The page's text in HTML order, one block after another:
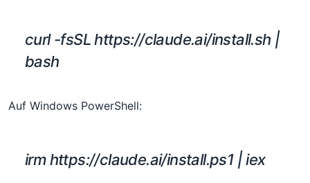
curl -fsSL https://claude.ai/install.sh |
bash
Auf Windows PowerShell:
irm https://claude.ai/install.ps1 | iex